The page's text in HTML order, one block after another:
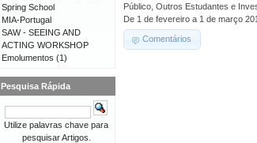
Público, Outros Estudantes e
De 1 de fevereiro a 1 de março
Comentários
Spring School
MIA-Portugal
SAW - SEEING AND
ACTING WORKSHOP
Emolumentos (1)
Pesquisa Rápida
Utilize palavras chave para
pesquisar Artigos.